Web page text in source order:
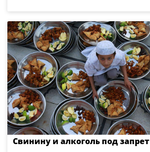
Свинину и алкоголь под запрет